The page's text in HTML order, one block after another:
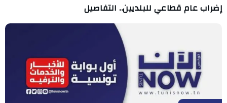
إضراب عام قطاعي للبلديين.. التفاصيل